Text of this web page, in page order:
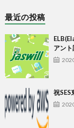
最近の投稿
アン
祝SES